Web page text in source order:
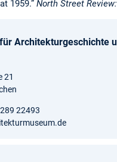
1959.” North Street Review:
Architekturgeschichte
21
22493